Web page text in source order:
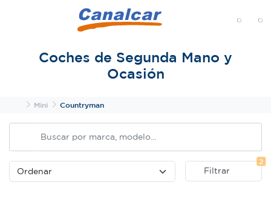
Coches de Segunda Mano y
Ocasión
InicioMini Countryman
Filtrar
2